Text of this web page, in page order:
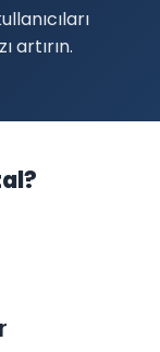
artırın.